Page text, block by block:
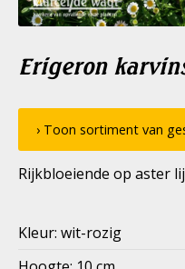
Erigeron
› Toon sortiment van
Rijkbloeiende op aster
Kleur: wit-rozig